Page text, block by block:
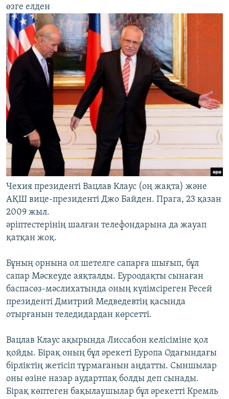
өзге елден
Чехия президенті Вацлав Клаус (оң жақта) және
АҚШ вице-президенті Джо Байден. Прага, 23 қазан
2009 жыл.
әріптестерінің шалған телефондарына да жауап
қатқан жоқ.
Бұның орнына ол шетелге сапарға шығып, бұл
сапар Мәскеуде аяқталды. Еуроодақты сынаған
баспасөз-мәслихатында оның күлімсіреген Ресей
президенті Дмитрий Медведевтің қасында
отырғанын теледидардан көрсетті.
Вацлав Клаус ақырында Лиссабон келісіміне қол
қойды. Бірақ оның бұл әрекеті Еуропа Одағындағы
бірліктің жетісіп тұрмағанын аңдатты. Сыншылар
оны өзіне назар аудартпақ болды деп сынады.
Бірақ көптеген бақылаушылар бұл әрекетті Кремль